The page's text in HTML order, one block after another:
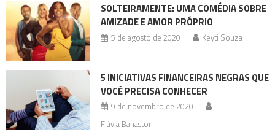
SOLTEIRAMENTE: UMA COMÉDIA SOBRE
AMIZADE E AMOR PRÓPRIO
5 de agosto de 2020 Keyti Souza
5 INICIATIVAS FINANCEIRAS NEGRAS QUE
VOCÊ PRECISA CONHECER
9 de novembro de 2020
Flávia Banastor